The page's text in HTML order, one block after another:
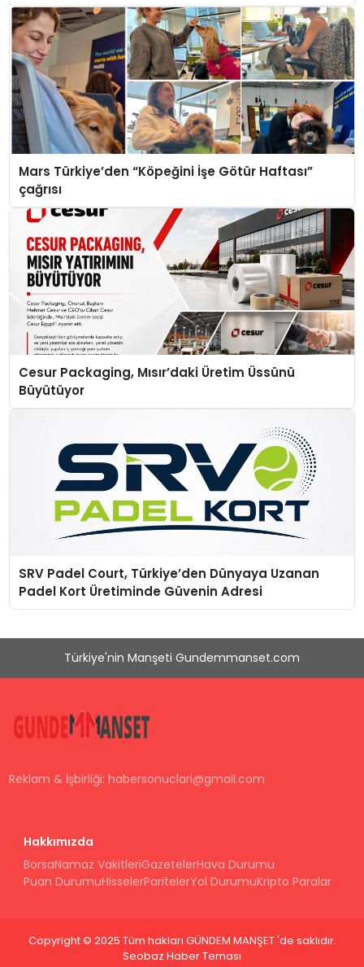
Mars Türkiye’den “Köpeğini İşe Götür Haftası”
çağrısı
Cesur Packaging, Mısır’daki Üretim Üssünü
Büyütüyor
SRV Padel Court, Türkiye’den Dünyaya Uzanan
Padel Kort Üretiminde Güvenin Adresi
Türkiye'nin Manşeti Gundemmanset.com
Reklam & İşbirliği:habersonuclari@gmail.com
Hakkımızda
BorsaNamaz VakitleriGazetelerHava Durumu
Puan DurumuHisselerParitelerYol DurumuKripto Paralar
Copyright © 2025 Tüm hakları GÜNDEM MANŞET 'de saklıdır.
Seobaz Haber Teması